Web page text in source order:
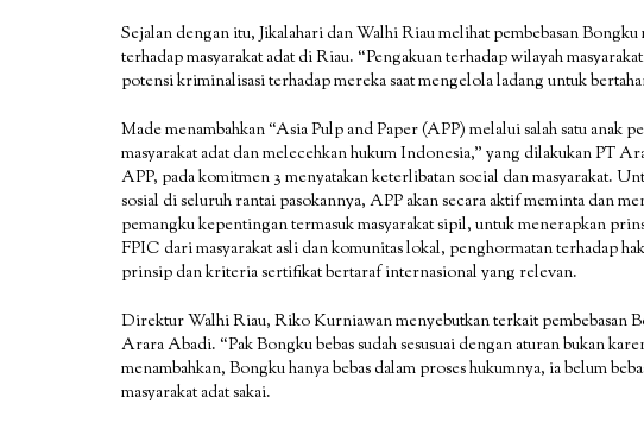
Sejalan dengan itu, Jikalahari dan Walhi Riau melihat pembebasan
terhadap masyarakat adat di Riau. “Pengakuan terhadap wilayah
potensi kriminalisasi terhadap mereka saat mengelola ladang untuk
Made menambahkan “Asia Pulp and Paper (APP) melalui salah satu anak
masyarakat adat dan melecehkan hukum Indonesia,” yang dilakukan PT
APP, pada komitmen 3 menyatakan keterlibatan social dan masyarakat.
sosial di seluruh rantai pasokannya, APP akan secara aktif meminta dan
pemangku kepentingan termasuk masyarakat sipil, untuk menerapkan
FPIC dari masyarakat asli dan komunitas lokal, penghormatan terhadap
prinsip dan kriteria sertifikat bertaraf internasional yang relevan.
Direktur Walhi Riau, Riko Kurniawan menyebutkan terkait pembebasan
Arara Abadi. “Pak Bongku bebas sudah sesusuai dengan aturan bukan
menambahkan, Bongku hanya bebas dalam proses hukumnya, ia belum
masyarakat adat sakai.